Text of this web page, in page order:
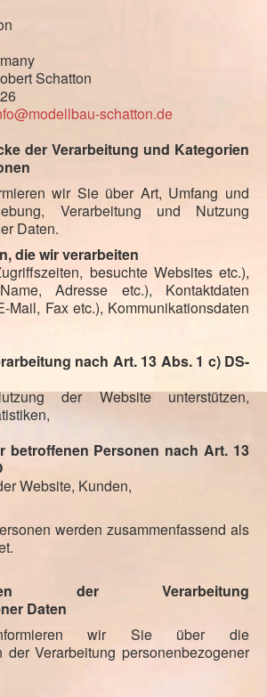
Schatton
schatton.de
der Verarbeitung und Kategorien
wir Sie über Art, Umfang und
Verarbeitung und Nutzung
Daten.
die wir verarbeiten
besuchte Websites etc.),
Adresse etc.), Kontaktdaten
Mail, Fax etc.), Kommunikationsdaten
nach Art. 13 Abs. 1 c) DS-
der Website unterstützen,
betroffenen Personen nach Art. 13
Website, Kunden,
werden zusammenfassend als
der Verarbeitung
Daten
wir Sie über die
der Verarbeitung personenbezogener